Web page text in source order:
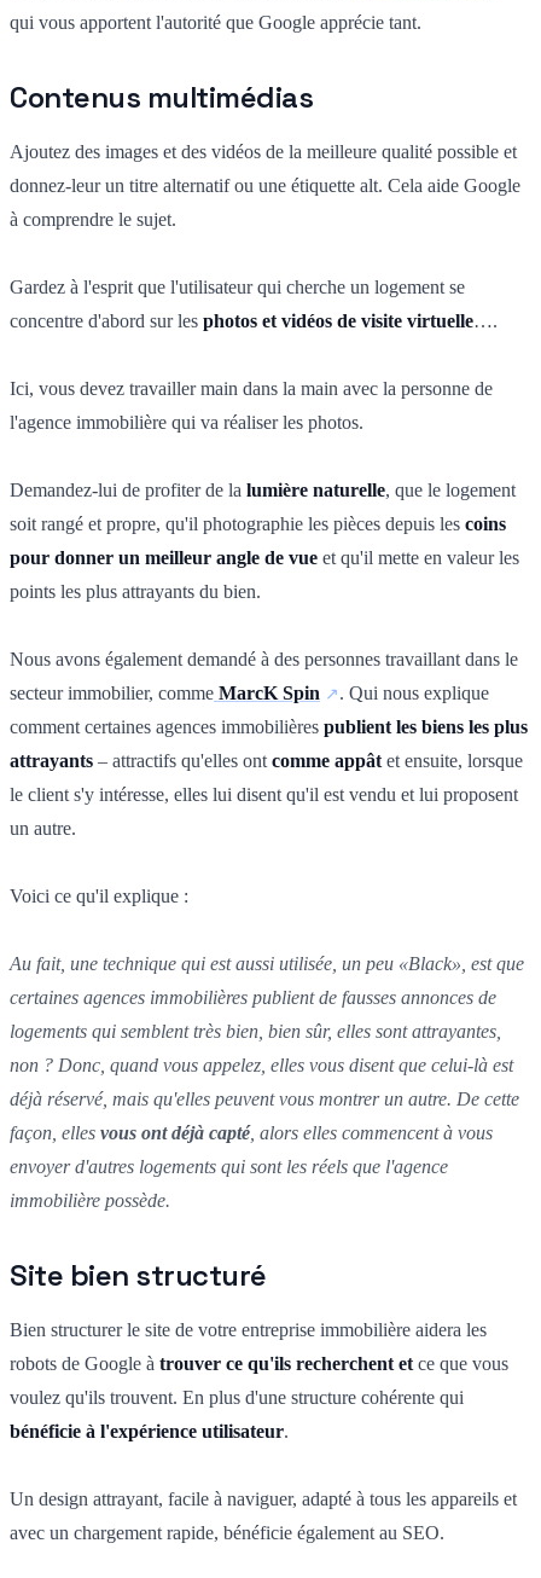
qui vous apportent l'autorité que Google apprécie tant.
Contenus multimédias
Ajoutez des images et des vidéos de la meilleure qualité possible et
donnez-leur un titre alternatif ou une étiquette alt. Cela aide Google
à comprendre le sujet.
Gardez à l'esprit que l'utilisateur qui cherche un logement se
concentre d'abord sur les photos et vidéos de visite virtuelle….
Ici, vous devez travailler main dans la main avec la personne de
l'agence immobilière qui va réaliser les photos.
Demandez-lui de profiter de la lumière naturelle, que le logement
soit rangé et propre, qu'il photographie les pièces depuis les coins
pour donner un meilleur angle de vue et qu'il mette en valeur les
points les plus attrayants du bien.
Nous avons également demandé à des personnes travaillant dans le
secteur immobilier, comme MarcK Spin
. Qui nous explique
comment certaines agences immobilières publient les biens les plus
attrayants – attractifs qu'elles ont comme appât et ensuite, lorsque
le client s'y intéresse, elles lui disent qu'il est vendu et lui proposent
un autre.
Voici ce qu'il explique :
Au fait, une technique qui est aussi utilisée, un peu «Black», est que
certaines agences immobilières publient de fausses annonces de
logements qui semblent très bien, bien sûr, elles sont attrayantes,
non ? Donc, quand vous appelez, elles vous disent que celui-là est
déjà réservé, mais qu'elles peuvent vous montrer un autre. De cette
façon, elles vous ont déjà capté, alors elles commencent à vous
envoyer d'autres logements qui sont les réels que l'agence
immobilière possède.
Site bien structuré
Bien structurer le site de votre entreprise immobilière aidera les
robots de Google à trouver ce qu'ils recherchent et ce que vous
voulez qu'ils trouvent. En plus d'une structure cohérente qui
bénéficie à l'expérience utilisateur.
Un design attrayant, facile à naviguer, adapté à tous les appareils et
avec un chargement rapide, bénéficie également au SEO.